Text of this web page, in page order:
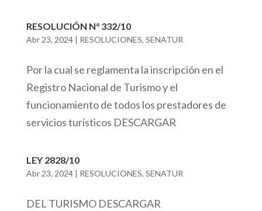
RESOLUCIÓN N° 332/10
Abr 23, 2024| RESOLUCIONES, SENATUR
Por la cual se reglamenta la inscripción en el
Registro Nacional de Turismo y el
funcionamiento de todos los prestadores de
servicios turísticos DESCARGAR
LEY 2828/10
Abr 23, 2024| RESOLUCIONES, SENATUR
DEL TURISMO DESCARGAR